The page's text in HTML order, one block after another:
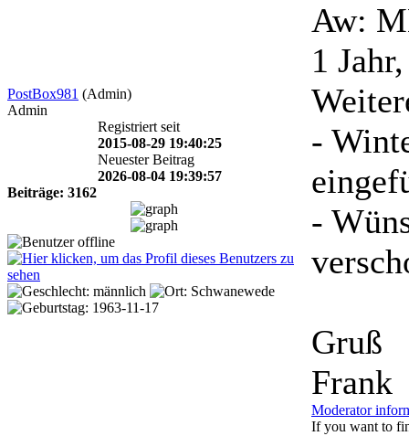
PostBox981 (Admin)
Admin
Registriert seit
2015-08-29 19:40:25
Neuester Beitrag
2026-08-04 19:39:57
Beiträge: 3162
Aw:
1
-
-
Gruß
Frank
Moderator
If you want to